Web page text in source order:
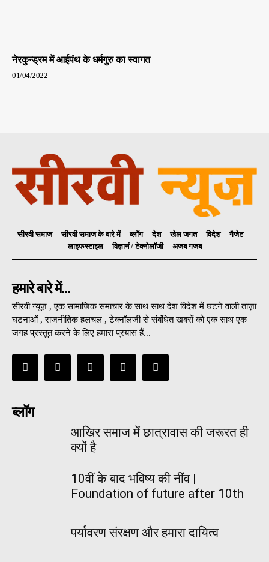
नेरकुन्ड्रम में आईपंथ के धर्मगुरु का स्वागत
01/04/2022
सीरवी समाज सीरवी समाज के बारे में ब्लॉग देश खेल जगत विदेश
गैजेट
लाइफस्टाइल
विज्ञानं / टेक्नोलॉजी अजब गजब
हमारे बारे में...
सीरवी न्यूज़ , एक सामाजिक समाचार के साथ साथ देश विदेश में घटने वाली ताज़ा
घटनाओं , राजनीतिक हलचल , टेक्नॉलजी से संबंधित खबरों को एक साथ एक
जगह प्रस्तुत करने के लिए हमारा प्रयास हैं...
ब्लॉग
आखिर समाज में छात्रावास की जरूरत ही
क्यों है
10वीं के बाद भविष्य की नींव |
Foundation of future after 10th
पर्यावरण संरक्षण और हमारा दायित्व